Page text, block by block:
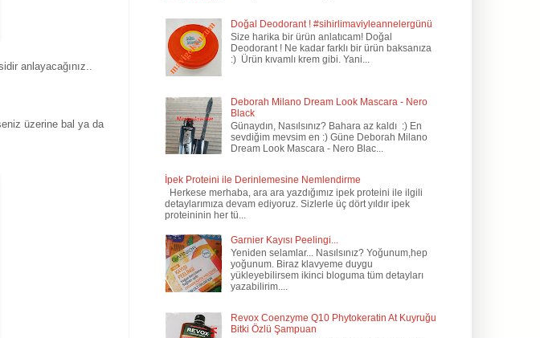
anlayacağınız..
üzerine bal ya da
Doğal Deodorant ! #sihirlimaviyleannelergünü
Size harika bir ürün anlatıcam! Doğal
Deodorant ! Ne kadar farklı bir ürün baksanıza
:) Ürün kıvamlı krem gibi. Yani...
Deborah Milano Dream Look Mascara - Nero
Black
Günaydın, Nasılsınız? Bahara az kaldı :) En
sevdiğim mevsim en :) Güne Deborah Milano
Dream Look Mascara - Nero Blac...
İpek Proteini ile Derinlemesine Nemlendirme
Herkese merhaba, ara ara yazdığımız ipek proteini ile ilgili
detaylarımıza devam ediyoruz. Sizlerle üç dört yıldır ipek
proteininin her tü...
Garnier Kayısı Peelingi...
Yeniden selamlar... Nasılsınız? Yoğunum,hep
yoğunum. Biraz klavyeme duygu
yükleyebilirsem ikinci bloguma tüm detayları
yazabilirim....
Revox Coenzyme Q10 Phytokeratin At Kuyruğu
Bitki Özlü Şampuan